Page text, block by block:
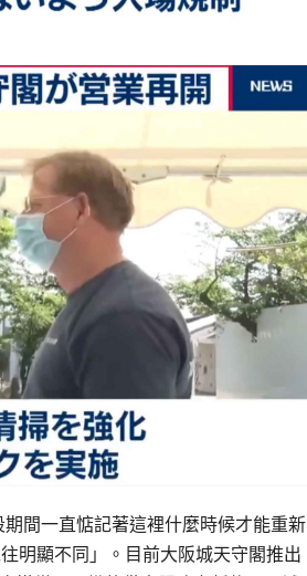
間一直惦記著這裡什麼時候才能重新
明顯不同」。目前大阪城天守閣推出